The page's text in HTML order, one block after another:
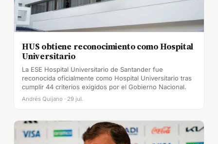
HUS obtiene reconocimiento como Hospital
Universitario
La ESE Hospital Universitario de Santander fue
reconocida oficialmente como Hospital Universitario tras
cumplir 44 criterios exigidos por el Gobierno Nacional.
Andrés Quijano · 29 jul.